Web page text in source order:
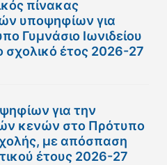
πίνακας
υποψηφίων για
Γυμνάσιο Ιωνιδείου
σχολικό έτος 2026-27
για την
κενών στο Πρότυπο
με απόσπαση
έτους 2026-27